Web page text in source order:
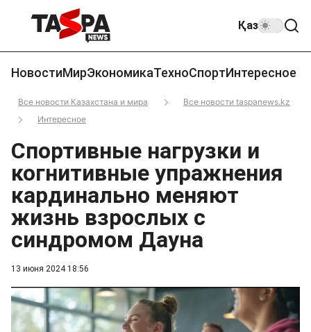
Қаз
НовостиМирЭкономикаТехноСпортИнтересное
Все новости Казахстана и мира
Все новости taspanews.kz
Интересное
13 июня 2024 18:56
Спортивные нагрузки и
когнитивные упражнения
кардинально меняют
жизнь взрослых с
синдромом Дауна